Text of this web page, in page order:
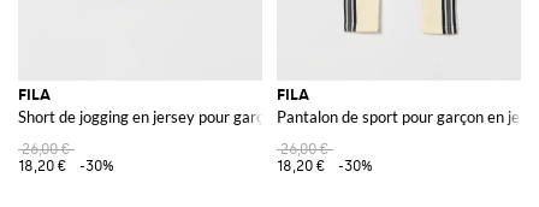
FILA
Short de jogging en jersey pour garçon avec cordon de serrage et logo
26,00 €
18,20 €
-30%
FILA
Pantalon de sport pour garçon en
26,00 €
18,20 €
-30%